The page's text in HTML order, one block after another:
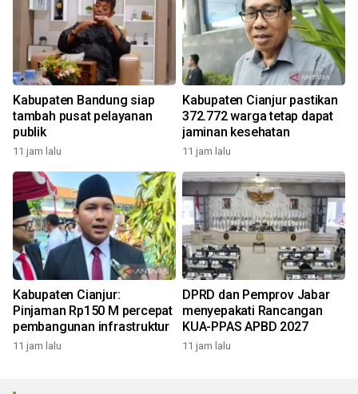
Kabupaten Bandung siap
tambah pusat pelayanan
publik
11 jam lalu
Kabupaten Cianjur pastikan
372.772 warga tetap dapat
jaminan kesehatan
11 jam lalu
Kabupaten Cianjur:
Pinjaman Rp150 M percepat
pembangunan infrastruktur
11 jam lalu
DPRD dan Pemprov Jabar
menyepakati Rancangan
KUA-PPAS APBD 2027
11 jam lalu